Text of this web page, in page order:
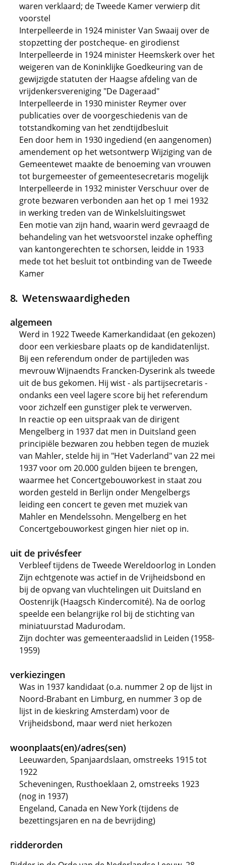
waren verklaard; de Tweede Kamer verwierp dit
voorstel
Interpelleerde in 1924 minister Van Swaaij over de
stopzetting der postcheque- en girodienst
Interpelleerde in 1924 minister Heemskerk over het
weigeren van de Koninklijke Goedkeuring van de
gewijzigde statuten der Haagse afdeling van de
vrijdenkersvereniging "De Dageraad"
Interpelleerde in 1930 minister Reymer over
publicaties over de voorgeschiedenis van de
totstandkoming van het zendtijdbesluit
Een door hem in 1930 ingediend (en aangenomen)
amendement op het wetsontwerp Wijziging van de
Gemeentewet maakte de benoeming van vrouwen
tot burgemeester of gemeentesecretaris mogelijk
Interpelleerde in 1932 minister Verschuur over de
grote bezwaren verbonden aan het op 1 mei 1932
in werking treden van de Winkelsluitingswet
Een motie van zijn hand, waarin werd gevraagd de
behandeling van het wetsvoorstel inzake opheffing
van kantongerechten te schorsen, leidde in 1933
mede tot het besluit tot ontbinding van de Tweede
Kamer
Wetenswaardigheden
algemeen
Werd in 1922 Tweede Kamerkandidaat (en gekozen)
door een verkiesbare plaats op de kandidatenlijst.
Bij een referendum onder de partijleden was
mevrouw Wijnaendts Francken-Dyserink als tweede
uit de bus gekomen. Hij wist - als partijsecretaris -
ondanks een veel lagere score bij het referendum
voor zichzelf een gunstiger plek te verwerven.
In reactie op een uitspraak van de dirigent
Mengelberg in 1937 dat men in Duitsland geen
principiële bezwaren zou hebben tegen de muziek
van Mahler, stelde hij in "Het Vaderland" van 22 mei
1937 voor om 20.000 gulden bijeen te brengen,
waarmee het Concertgebouworkest in staat zou
worden gesteld in Berlijn onder Mengelbergs
leiding een concert te geven met muziek van
Mahler en Mendelssohn. Mengelberg en het
Concertgebouworkest gingen hier niet op in.
uit de privésfeer
Verbleef tijdens de Tweede Wereldoorlog in Londen
Zijn echtgenote was actief in de Vrijheidsbond en
bij de opvang van vluchtelingen uit Duitsland en
Oostenrijk (Haagsch Kindercomité). Na de oorlog
speelde een belangrijke rol bij de stichting van
miniatuurstad Madurodam.
Zijn dochter was gemeenteraadslid in Leiden (1958-
1959)
verkiezingen
Was in 1937 kandidaat (o.a. nummer 2 op de lijst in
Noord-Brabant en Limburg, en nummer 3 op de
lijst in de kieskring Amsterdam) voor de
Vrijheidsbond, maar werd niet herkozen
woonplaats(en)/adres(sen)
Leeuwarden, Spanjaardslaan, omstreeks 1915 tot
1922
Scheveningen, Rusthoeklaan 2, omstreeks 1923
(nog in 1937)
Engeland, Canada en New York (tijdens de
bezettingsjaren en na de bevrijding)
ridderorden